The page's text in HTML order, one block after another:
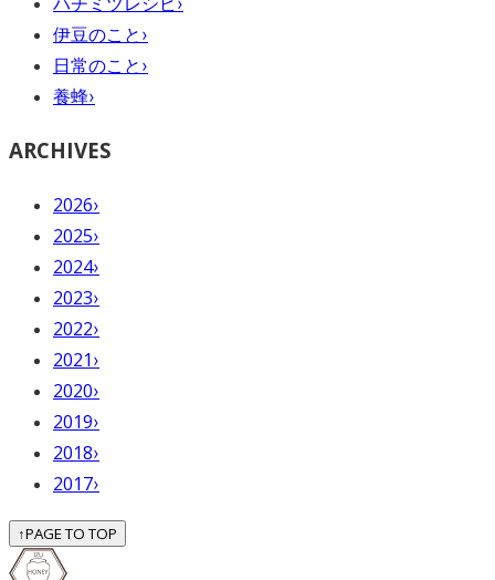
伊豆のこと ›
日常のこと ›
養蜂›
ARCHIVES
2026›
2025›
2024›
2023›
2022›
2021 ›
2020›
2019›
2018›
2017›
↑PAGE TO TOP